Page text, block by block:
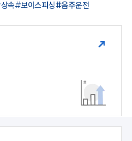
속#보이스피싱#음주운전